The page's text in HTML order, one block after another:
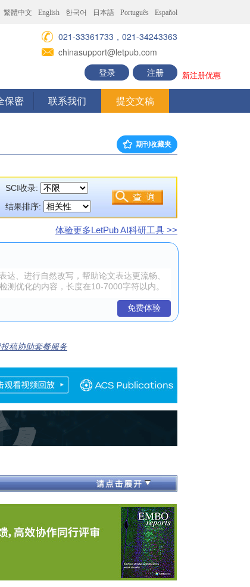
繁體中文 English 한국어 日本語 Português Español
021-33361733，021-34243363
chinasupport@letpub.com
登录
注册 新注册优惠
保密 联系我们 提交文稿
期刊收藏夹
SCI收录:
结果排序:
体验更多LetPub AI科研工具 >>
免费体验
稿协助套餐服务